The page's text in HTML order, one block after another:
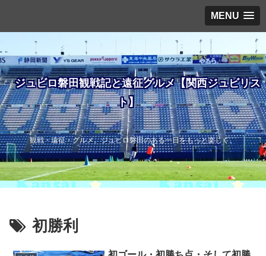
MENU
ジュビロ磐田観戦記と遠征グルメ【関西ジュビリス
ト】
観戦・遠征・グルメ。ジュビロ磐田のある一日をもっと楽しく。
初勝利